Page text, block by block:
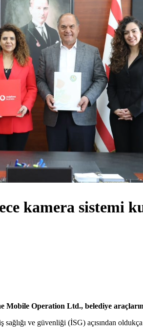
kamera sistemi
Mobile Operation Ltd., belediye
ve güvenliği (İSG) açısından